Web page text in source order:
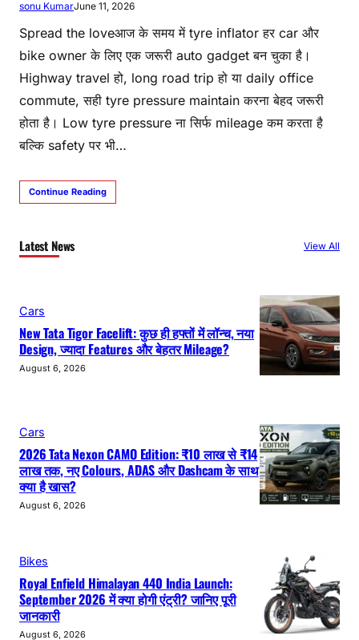
sonu KumarJune 11, 2026
Spread the loveआज के समय में tyre inflator हर car और
bike owner के लिए एक जरूरी auto gadget बन चुका है।
Highway travel हो, long road trip हो या daily office
commute, सही tyre pressure maintain करना बेहद जरूरी
होता है। Low tyre pressure ना सिर्फ mileage कम करता है
बल्कि safety पर भी…
Continue Reading
Latest News View All
Cars
New Tata Tigor Facelift: कुछ ही हफ्तों में लॉन्च, नया
Design, ज्यादा Features और बेहतर Mileage?
August 6, 2026
Cars
2026 Tata Nexon CAMO Edition: ₹10 लाख से ₹14
लाख तक, नए Colours, ADAS और Dashcam के साथ
क्या है खास?
August 6, 2026
Bikes
Royal Enfield Himalayan 440 India Launch:
September 2026 में क्या होगी एंट्री? जानिए पूरी
जानकारी
August 6, 2026